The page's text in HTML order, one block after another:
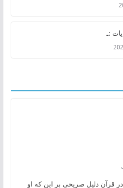
:ـ
حکیم در قرآن دلیل صریحی بر این که او